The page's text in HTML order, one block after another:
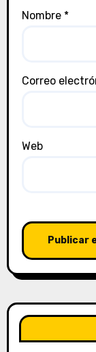
Nombre *
Correo
Web